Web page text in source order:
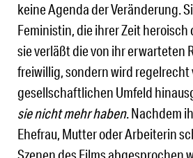
keine Agenda der Veränderung.
Feministin, die ihrer Zeit heroisch
sie verläßt die von ihr erwarteten
freiwillig, sondern wird regelrecht
gesellschaftlichen Umfeld
sie nicht mehr haben. Nachdem
Ehefrau, Mutter oder Arbeiterin